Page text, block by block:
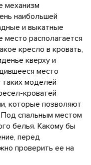
механизм
наибольшей
и выкатные
место располагается
кресло в кровать,
кверху и
место
моделей
кроватей
которые позволяют
Под спальным местом
белья. Какому бы
перед
проверить ее на